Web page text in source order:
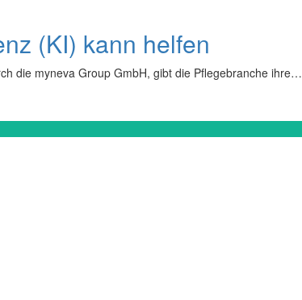
(KI) kann helfen
die myneva Group GmbH, gibt die Pflegebranche ihre…